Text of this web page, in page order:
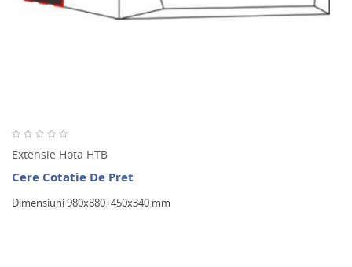
Extensie Hota HTB
Cere Cotatie De Pret
Dimensiuni 980x880+450x340 mm